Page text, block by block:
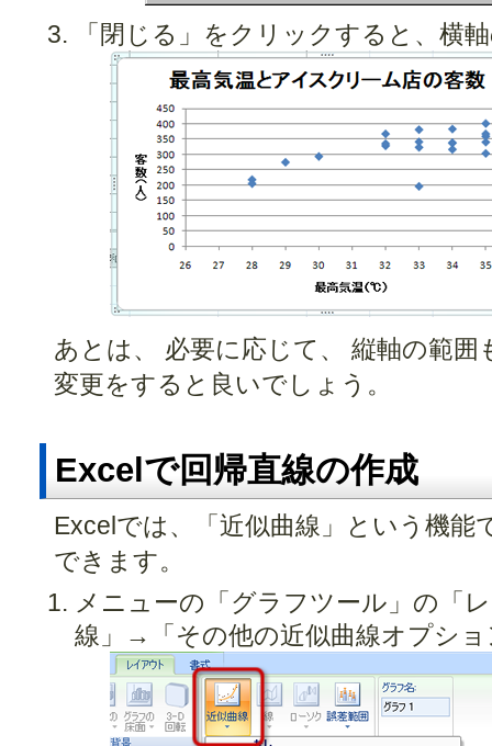
「閉じる」をクリックすると、横
あとは、 必要に応じて、 縦軸の範
変更をすると良いでしょう。
Excelで回帰直線の作成
Excelでは、「近似曲線」という機能
できます。
メニューの「グラフツール」の「
線」→「その他の近似曲線オプシ